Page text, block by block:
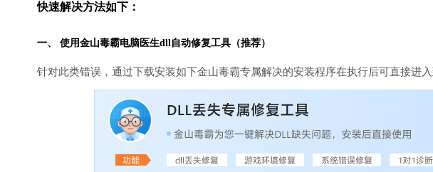
快速解决方法如下：
一、 使用金山毒霸电脑医生dll自动修复工具（推荐）
针对此类错误，通过下载安装如下金山毒霸专属解决的安装程序在执行后可直接进